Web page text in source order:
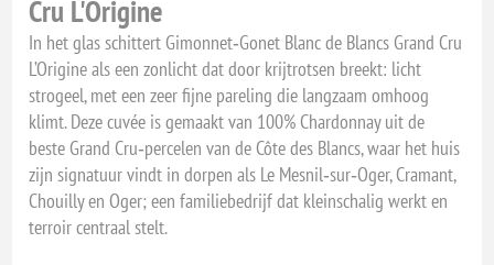
Cru L'Origine
In het glas schittert Gimonnet‑Gonet Blanc de Blancs Grand Cru
L’Origine als een zonlicht dat door krijtrotsen breekt: licht
strogeel, met een zeer fijne pareling die langzaam omhoog
klimt. Deze cuvée is gemaakt van 100% Chardonnay uit de
beste Grand Cru‑percelen van de Côte des Blancs, waar het huis
zijn signatuur vindt in dorpen als Le Mesnil‑sur‑Oger, Cramant,
Chouilly en Oger; een familiebedrijf dat kleinschalig werkt en
terroir centraal stelt.